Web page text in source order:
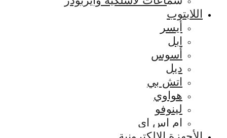
اللابتوب
أيسر
ابل
أسوس
ديل
اتش بي
هواوي
لينوفو
ام اس اي